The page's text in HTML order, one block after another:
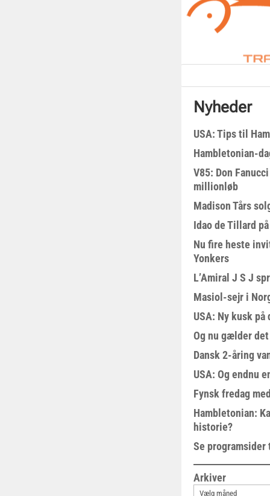
Nyheder
USA: Tips til
Hambletonian-
V85: Don
millionløb
Madison Tårs
Idao de Tillard
Nu fire heste
Yonkers
L’Amiral J S J
Masiol-sejr i
USA: Ny kusk på
Og nu gælder
Dansk 2-åring
USA: Og endnu
Fynsk fredag
Hambletonian:
historie?
Se
Arkiver